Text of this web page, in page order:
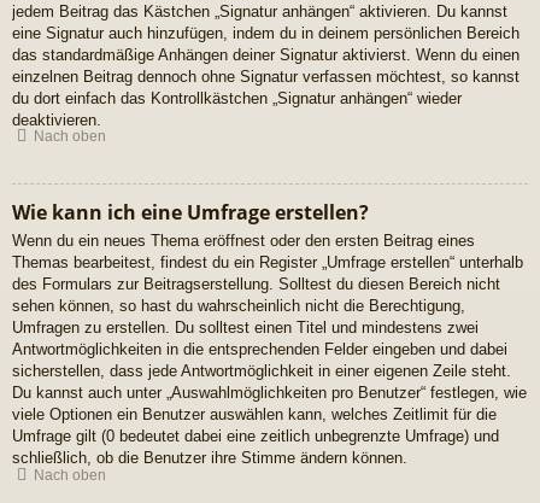
jedem Beitrag das Kästchen „Signatur anhängen“ aktivieren. Du kannst
eine Signatur auch hinzufügen, indem du in deinem persönlichen Bereich
das standardmäßige Anhängen deiner Signatur aktivierst. Wenn du einen
einzelnen Beitrag dennoch ohne Signatur verfassen möchtest, so kannst
du dort einfach das Kontrollkästchen „Signatur anhängen“ wieder
deaktivieren.
Nach oben
Wie kann ich eine Umfrage erstellen?
Wenn du ein neues Thema eröffnest oder den ersten Beitrag eines
Themas bearbeitest, findest du ein Register „Umfrage erstellen“ unterhalb
des Formulars zur Beitragserstellung. Solltest du diesen Bereich nicht
sehen können, so hast du wahrscheinlich nicht die Berechtigung,
Umfragen zu erstellen. Du solltest einen Titel und mindestens zwei
Antwortmöglichkeiten in die entsprechenden Felder eingeben und dabei
sicherstellen, dass jede Antwortmöglichkeit in einer eigenen Zeile steht.
Du kannst auch unter „Auswahlmöglichkeiten pro Benutzer“ festlegen, wie
viele Optionen ein Benutzer auswählen kann, welches Zeitlimit für die
Umfrage gilt (0 bedeutet dabei eine zeitlich unbegrenzte Umfrage) und
schließlich, ob die Benutzer ihre Stimme ändern können.
Nach oben